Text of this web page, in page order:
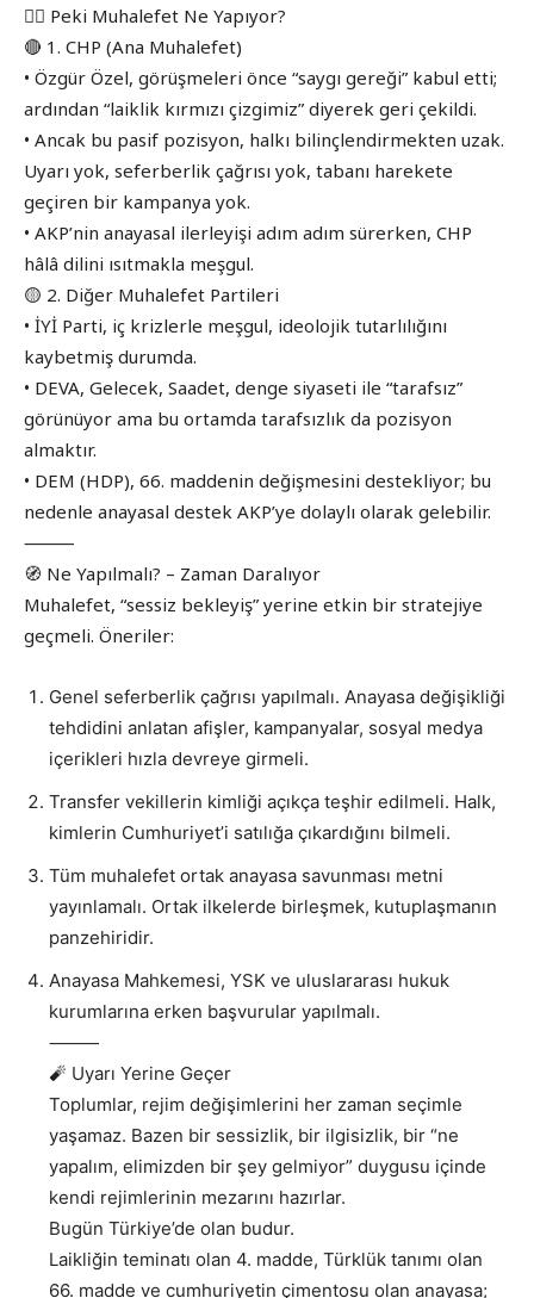
🧍‍♂️ Peki Muhalefet Ne Yapıyor?
🔴 1. CHP (Ana Muhalefet)
• Özgür Özel, görüşmeleri önce “saygı gereği” kabul etti;
ardından “laiklik kırmızı çizgimiz” diyerek geri çekildi.
• Ancak bu pasif pozisyon, halkı bilinçlendirmekten uzak.
Uyarı yok, seferberlik çağrısı yok, tabanı harekete
geçiren bir kampanya yok.
• AKP’nin anayasal ilerleyişi adım adım sürerken, CHP
hâlâ dilini ısıtmakla meşgul.
🟡 2. Diğer Muhalefet Partileri
• İYİ Parti, iç krizlerle meşgul, ideolojik tutarlılığını
kaybetmiş durumda.
• DEVA, Gelecek, Saadet, denge siyaseti ile “tarafsız”
görünüyor ama bu ortamda tarafsızlık da pozisyon
almaktır.
• DEM (HDP), 66. maddenin değişmesini destekliyor; bu
nedenle anayasal destek AKP’ye dolaylı olarak gelebilir.
⸻
🧭 Ne Yapılmalı? – Zaman Daralıyor
Muhalefet, “sessiz bekleyiş” yerine etkin bir stratejiye
geçmeli. Öneriler:
Genel seferberlik çağrısı yapılmalı. Anayasa değişikliği
tehdidini anlatan afişler, kampanyalar, sosyal medya
içerikleri hızla devreye girmeli.
Transfer vekillerin kimliği açıkça teşhir edilmeli. Halk,
kimlerin Cumhuriyet’i satılığa çıkardığını bilmeli.
Tüm muhalefet ortak anayasa savunması metni
yayınlamalı. Ortak ilkelerde birleşmek, kutuplaşmanın
panzehiridir.
Anayasa Mahkemesi, YSK ve uluslararası hukuk
kurumlarına erken başvurular yapılmalı.
⸻
🧨 Uyarı Yerine Geçer
Toplumlar, rejim değişimlerini her zaman seçimle
yaşamaz. Bazen bir sessizlik, bir ilgisizlik, bir “ne
yapalım, elimizden bir şey gelmiyor” duygusu içinde
kendi rejimlerinin mezarını hazırlar.
Bugün Türkiye’de olan budur.
Laikliğin teminatı olan 4. madde, Türklük tanımı olan
66. madde ve cumhuriyetin çimentosu olan anayasa;